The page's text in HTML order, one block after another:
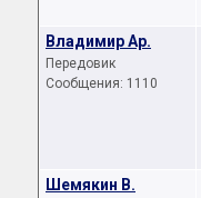
Владимир Ар.
Передовик
Сообщения: 1110
Шемякин В.